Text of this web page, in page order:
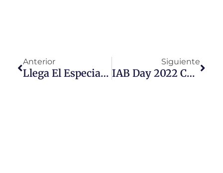
Anterior
Llega El Especial «Botched: 7 Year Stitch»
Siguiente
IAB Day 2022 Con Los Mejores Speakers